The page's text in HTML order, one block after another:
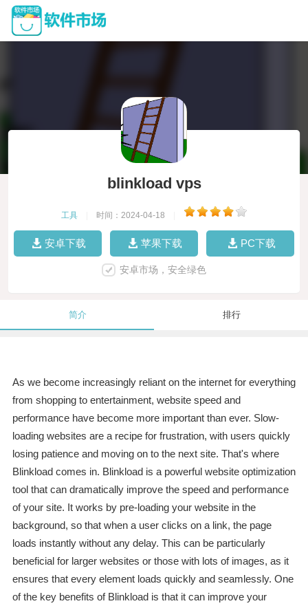
blinkload vps
工具 时间：2024-04-18
安卓下载 苹果下载 PC下载
安卓市场，安全绿色
简介 排行
As we become increasingly reliant on the internet for everything
from shopping to entertainment, website speed and
performance have become more important than ever. Slow-
loading websites are a recipe for frustration, with users quickly
losing patience and moving on to the next site. That's where
Blinkload comes in. Blinkload is a powerful website optimization
tool that can dramatically improve the speed and performance
of your site. It works by pre-loading your website in the
background, so that when a user clicks on a link, the page
loads instantly without any delay. This can be particularly
beneficial for larger websites or those with lots of images, as it
ensures that every element loads quickly and seamlessly. One
of the key benefits of Blinkload is that it can improve your